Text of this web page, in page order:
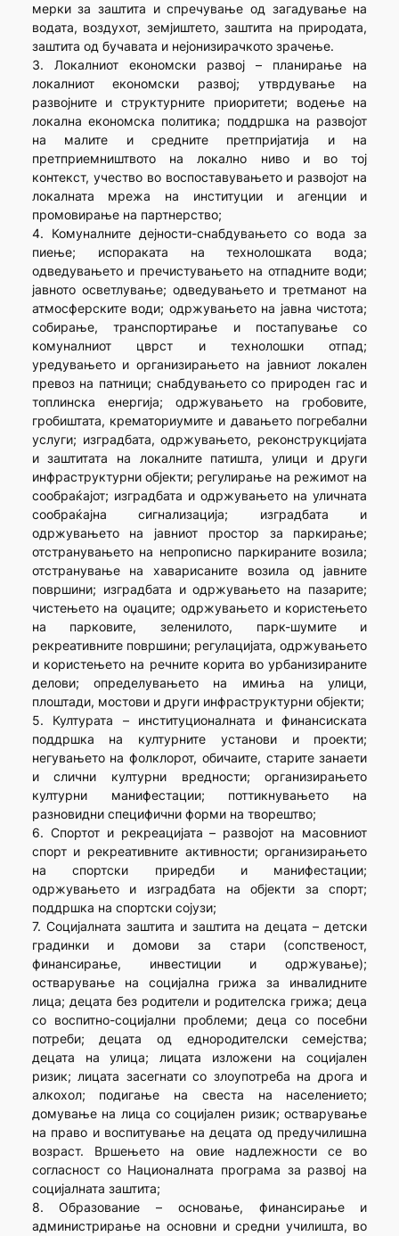
мерки за заштита и спречување од загадување на
водата, воздухот, земјиштето, заштита на природата,
заштита од бучавата и нејонизирачкото зрачење.
3. Локалниот економски развој – планирање на
локалниот економски развој; утврдување на
развојните и структурните приоритети; водење на
локална економска политика; поддршка на развојот
на малите и средните претпријатија и на
претприемништвото на локално ниво и во тој
контекст, учество во воспоставувањето и развојот на
локалната мрежа на институции и агенции и
промовирање на партнерство;
4. Комуналните дејности-снабдувањето со вода за
пиење; испораката на технолошката вода;
одведувањето и пречистувањето на отпадните води;
јавното осветлување; одведувањето и третманот на
атмосферските води; одржувањето на јавна чистота;
собирање, транспортирање и постапување со
комуналниот цврст и технолошки отпад;
уредувањето и организирањето на јавниот локален
превоз на патници; снабдувањето со природен гас и
топлинска енергија; одржувањето на гробовите,
гробиштата, крематориумите и давањето погребални
услуги; изградбата, одржувањето, реконструкцијата
и заштитата на локалните патишта, улици и други
инфраструктурни објекти; регулирање на режимот на
сообраќајот; изградбата и одржувањето на уличната
сообраќајна сигнализација; изградбата и
одржувањето на јавниот простор за паркирање;
отстранувањето на непрописно паркираните возила;
отстранување на хаварисаните возила од јавните
површини; изградбата и одржувањето на пазарите;
чистењето на оџаците; одржувањето и користењето
на парковите, зеленилото, парк-шумите и
рекреативните површини; регулацијата, одржувањето
и користењето на речните корита во урбанизираните
делови; определувањето на имиња на улици,
плоштади, мостови и други инфраструктурни објекти;
5. Културата – институционалната и финансиската
поддршка на културните установи и проекти;
негувањето на фолклорот, обичаите, старите занаети
и слични културни вредности; организирањето
културни манифестации; поттикнувањето на
разновидни специфични форми на творештво;
6. Спортот и рекреацијата – развојот на масовниот
спорт и рекреативните активности; организирањето
на спортски приредби и манифестации;
одржувањето и изградбата на објекти за спорт;
поддршка на спортски сојузи;
7. Социјалната заштита и заштита на децата – детски
градинки и домови за стари (сопственост,
финансирање, инвестиции и одржување);
остварување на социјална грижа за инвалидните
лица; децата без родители и родителска грижа; деца
со воспитно-социјални проблеми; деца со посебни
потреби; децата од еднородителски семејства;
децата на улица; лицата изложени на социјален
ризик; лицата засегнати со злоупотреба на дрога и
алкохол; подигање на свеста на населението;
домување на лица со социјален ризик; остварување
на право и воспитување на децата од предучилишна
возраст. Вршењето на овие надлежности се во
согласност со Националната програма за развој на
социјалната заштита;
8. Образование – основање, финансирање и
администрирање на основни и средни училишта, во